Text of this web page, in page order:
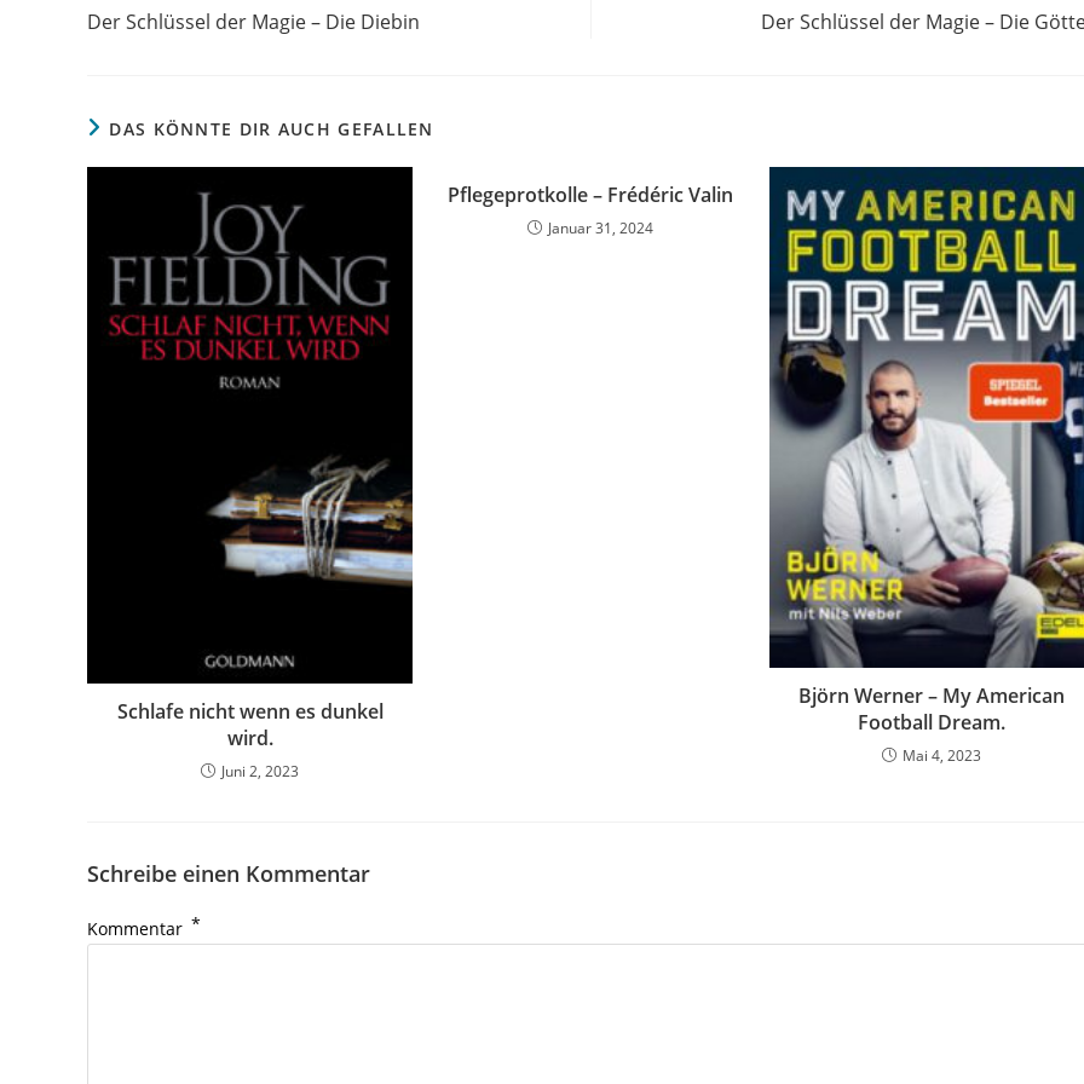
Der Schlüssel der Magie – Die Diebin Der Schlüssel der Magie – Die
DAS KÖNNTE DIR AUCH GEFALLEN
Schlafe nicht wenn es dunkel
wird.
Juni 2, 2023
Pflegeprotkolle – Frédéric Valin
Januar 31, 2024
Björn Werner – My American
Football Dream.
Mai 4, 2023
Schreibe einen Kommentar
Kommentar *